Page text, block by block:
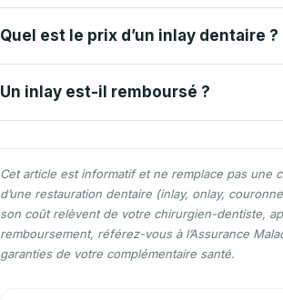
Quel est le prix d’un inlay dentaire ?
Un inlay est-il remboursé ?
Cet article est informatif et ne remplace pas une
d’une restauration dentaire (inlay, onlay,
son coût relèvent de votre chirurgien-dentiste,
remboursement, référez-vous à l’Assurance
garanties de votre complémentaire santé.